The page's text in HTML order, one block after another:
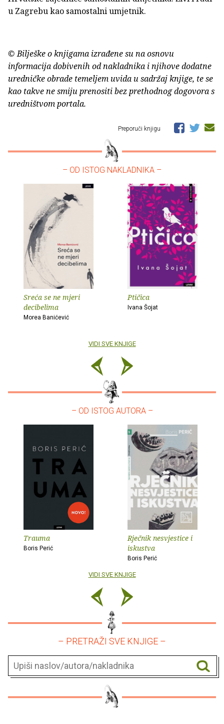
u Zagrebu kao samostalni umjetnik.
© Bilješke o knjigama izrađene su na osnovu
informacija dobivenih od nakladnika i njihove dodatne
uredničke obrade temeljem uvida u sadržaj knjige, te se
kao takve ne smiju prenositi bez prethodnog dogovora s
uredništvom portala.
Preporuči knjigu
– OD ISTOG NAKLADNIKA –
Sreća se ne mjeri
decibelima
Morea Banićević
Ptičica
Ivana Šojat
VIDI SVE KNJIGE
– OD ISTOG AUTORA –
Trauma
Boris Perić
Rječnik nesvjestice i
iskustva
Boris Perić
VIDI SVE KNJIGE
– PRETRAŽI SVE KNJIGE –